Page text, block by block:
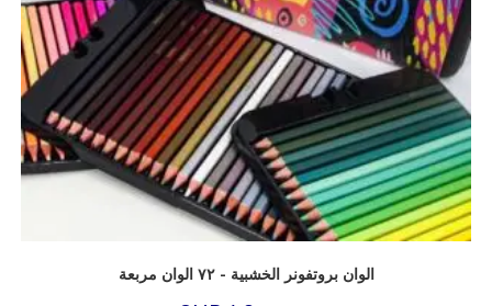
الوان بروتفونر الخشبية - ٧٢ الوان مربعة